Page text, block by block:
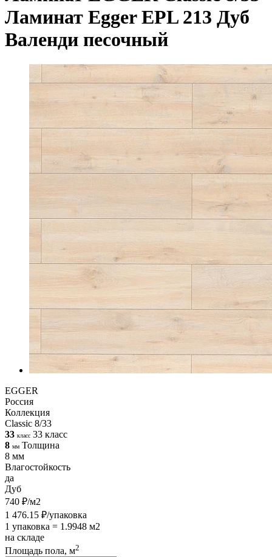
Ламинат Egger EPL 213 Дуб
Валенди песочный
EGGER
Россия
Коллекция
Classic 8/33
33 класс 33 класс
8 мм Толщина
8 мм
Влагостойкость
да
Дуб
740 ₽/м2
1 476.15 ₽/упаковка
1 упаковка = 1.9948 м2
на складе
Площадь пола, м2